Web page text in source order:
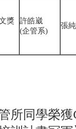
獎
許皓崴
(企管系)
張
所同學榮